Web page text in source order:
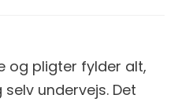
og pligter fylder alt,
undervejs. Det